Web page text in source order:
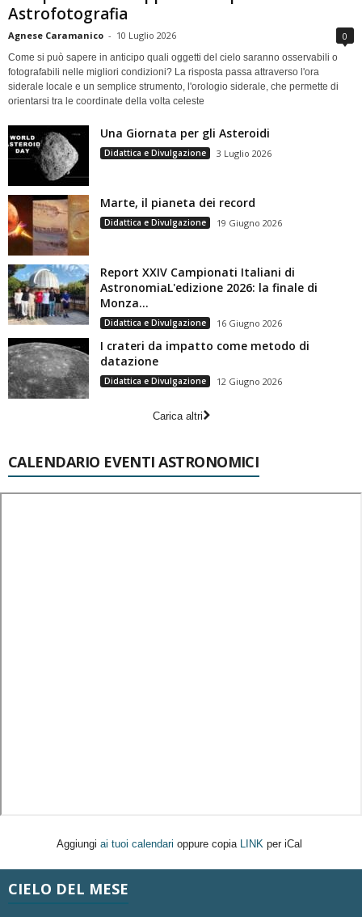
Astrofotografia
Agnese Caramanico - 10 Luglio 2026 0
Come si può sapere in anticipo quali oggetti del cielo saranno osservabili o
fotografabili nelle migliori condizioni? La risposta passa attraverso l'ora
siderale locale e un semplice strumento, l'orologio siderale, che permette di
orientarsi tra le coordinate della volta celeste
Una Giornata per gli Asteroidi
Didattica e Divulgazione 3 Luglio 2026
Marte, il pianeta dei record
Didattica e Divulgazione 19 Giugno 2026
Report XXIV Campionati Italiani di
AstronomiaL'edizione 2026: la finale di
Monza...
Didattica e Divulgazione 16 Giugno 2026
I crateri da impatto come metodo di
datazione
Didattica e Divulgazione 12 Giugno 2026
Carica altri
CALENDARIO EVENTI ASTRONOMICI
Aggiungi ai tuoi calendari oppure copia LINK per iCal
CIELO DEL MESE